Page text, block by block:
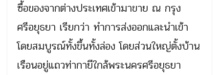
ซื้อของจากต่างประเทศเข้ามาขาย ณ กรุง
ศรีอยุธยา เรียกว่า ทำการส่งออกและนำเข้า
โดยสมบูรณ์ทั้งขึ้นทั้งล่อง โดยส่วนใหญ่ตั้งบ้าน
เรือนอยู่แถวท่ากายีใกล้พระนครศรีอยุธยา